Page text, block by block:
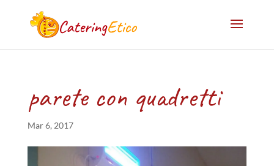
parete con quadretti
Mar 6, 2017